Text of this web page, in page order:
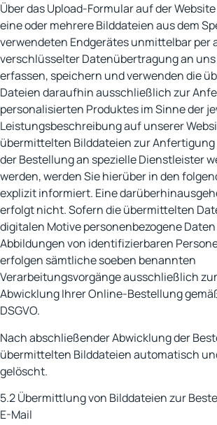
Über das Upload-Formular auf der
eine oder mehrere Bilddateien aus dem
verwendeten Endgerätes unmittelbar per
verschlüsselter Datenübertragung an
erfassen, speichern und verwenden die
Dateien daraufhin ausschließlich zur
personalisierten Produktes im Sinne der
Leistungsbeschreibung auf unserer
übermittelten Bilddateien zur
der Bestellung an spezielle Dienstleister
werden, werden Sie hierüber in den
explizit informiert. Eine
erfolgt nicht. Sofern die übermittelten
digitalen Motive personenbezogene
Abbildungen von identifizierbaren
erfolgen sämtliche soeben benannten
Verarbeitungsvorgänge ausschließlich
Abwicklung Ihrer Online-Bestellung
DSGVO.
Nach abschließender Abwicklung der
übermittelten Bilddateien automatisch
gelöscht.
5.2 Übermittlung von Bilddateien zur
E-Mail